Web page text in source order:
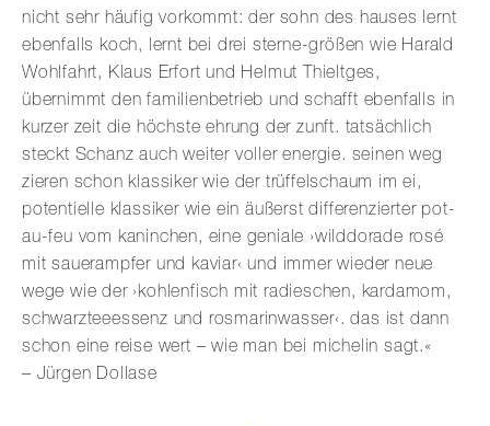
nicht sehr häufig vorkommt: der sohn des hauses lernt
ebenfalls koch, lernt bei drei sterne-größen wie Harald
Wohlfahrt, Klaus Erfort und Helmut Thieltges,
übernimmt den familienbetrieb und schafft ebenfalls in
kurzer zeit die höchste ehrung der zunft. tatsächlich
steckt Schanz auch weiter voller energie. seinen weg
zieren schon klassiker wie der trüffelschaum im ei,
potentielle klassiker wie ein äußerst differenzierter pot-
au-feu vom kaninchen, eine geniale ›wilddorade rosé
mit sauerampfer und kaviar‹ und immer wieder neue
wege wie der ›kohlenfisch mit radieschen, kardamom,
schwarzteeessenz und rosmarinwasser‹. das ist dann
schon eine reise wert – wie man bei michelin sagt.«
– Jürgen Dollase